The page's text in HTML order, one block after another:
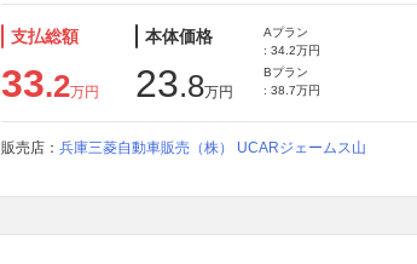
支払総額
33.2万円
本体価格
23.8万円
Aプラン
: 34.2万円
Bプラン
: 38.7万円
販売店： 兵庫三菱自動車販売（株） UCARジェームス山